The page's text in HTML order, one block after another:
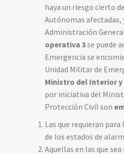
haya un riesgo cierto
Autónomas afectadas,
Administración
operativa 3se puede
Emergencia se
Unidad Militar de
Ministro del Interior
por iniciativa del
Protección Civil son
Las que requieran
de los estados de
Aquellas en las que